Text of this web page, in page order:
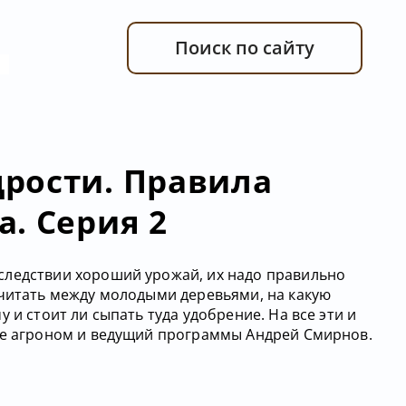
Поиск по сайту
Правила
Серия 2
хороший урожай, их надо правильно
между молодыми деревьями, на какую
и стоит ли сыпать туда удобрение. На все эти и
агроном и ведущий программы Андрей Смирнов.